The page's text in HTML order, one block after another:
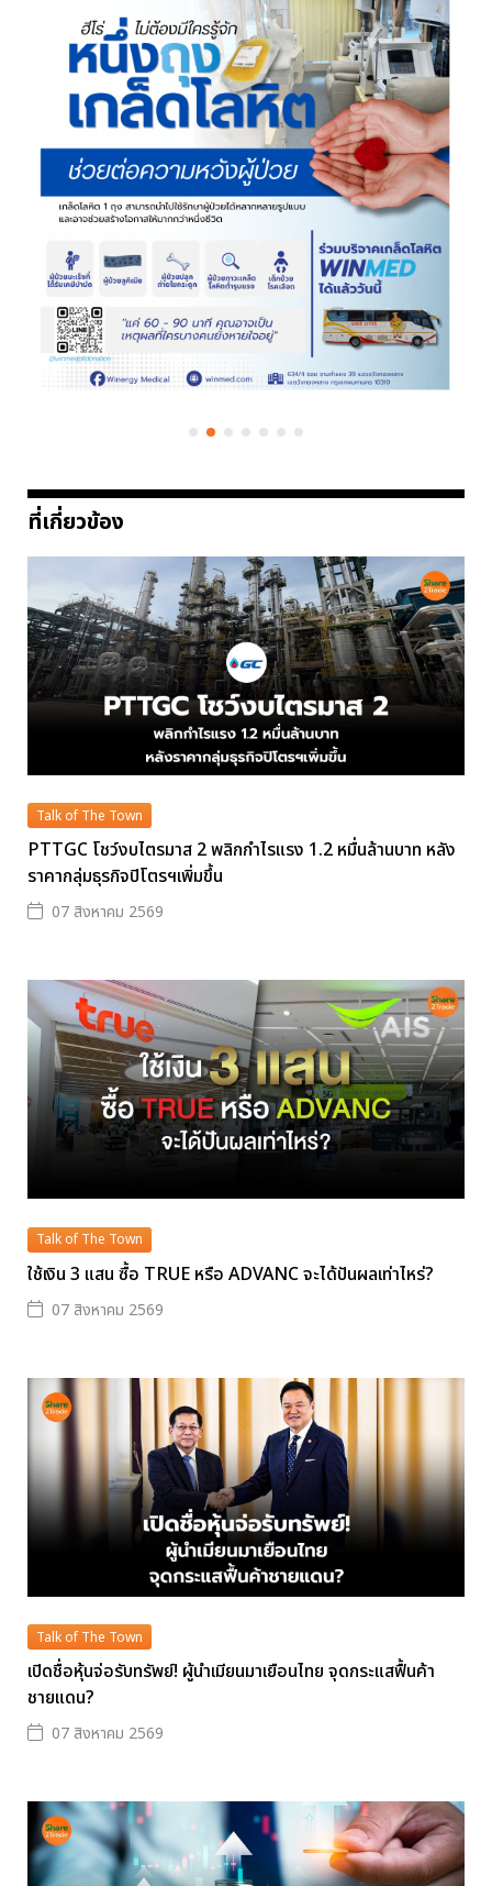
ที่เกี่ยวข้อง
Talk of The Town
PTTGC โชว์งบไตรมาส 2 พลิกกำไรแรง 1.2 หมื่นล้านบาท หลัง
ราคากลุ่มธุรกิจปิโตรฯเพิ่มขึ้น
07 สิงหาคม 2569
Talk of The Town
ใช้เงิน 3 แสน ซื้อ TRUE หรือ ADVANC จะได้ปันผลเท่าไหร่?
07 สิงหาคม 2569
Talk of The Town
เปิดชื่อหุ้นจ่อรับทรัพย์! ผู้นำเมียนมาเยือนไทย จุดกระแสฟื้นค้า
ชายแดน?
07 สิงหาคม 2569